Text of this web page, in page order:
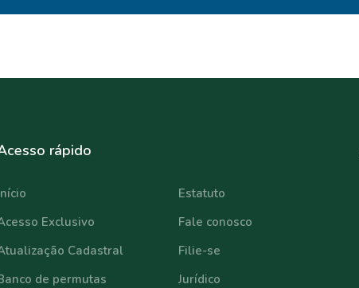
rápido
Exclusivo
Cadastral
de permutas
Estatuto
Fale conosco
Filie-se
Jurídico